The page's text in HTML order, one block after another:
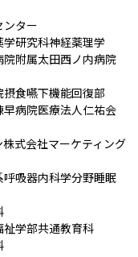
ンター
研究科神経薬理学
附属太田西ノ内病院
食嚥下機能回復部
病院医療法人仁祐会
式会社マーケティング
吸器内科学分野睡眠
学部共通教育科